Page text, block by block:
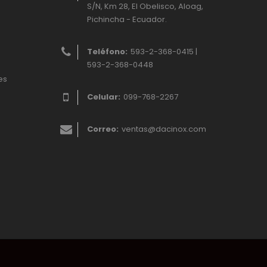
S/N, Km 28, El Obelisco, Aloag,
Pichincha - Ecuador.
Teléfono: 593-2-368-0415 |
593-2-368-0448
Celular: 099-768-2267
Correo: ventas@dacinox.com